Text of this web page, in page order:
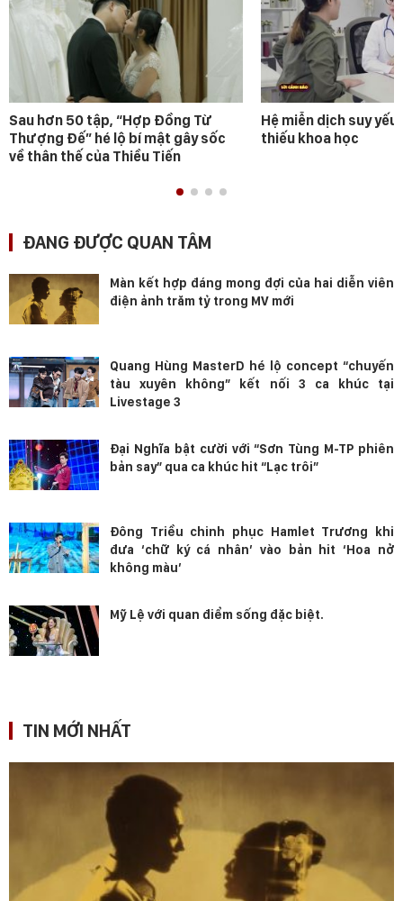
Sau hơn 50 tập, “Hợp Đồng Từ
Thượng Đế” hé lộ bí mật gây sốc
về thân thế của Thiều Tiến
Hệ miễn dịch suy
thiếu khoa học
ĐANG ĐƯỢC QUAN TÂM
Màn kết hợp đáng mong đợi của hai diễn viên
điện ảnh trăm tỷ trong MV mới
Quang Hùng MasterD hé lộ concept “chuyến
tàu xuyên không” kết nối 3 ca khúc tại
Livestage 3
Đại Nghĩa bật cười với “Sơn Tùng M-TP phiên
bản say” qua ca khúc hit “Lạc trôi”
Đông Triều chinh phục Hamlet Trương khi
đưa ‘chữ ký cá nhân’ vào bản hit ‘Hoa nở
không màu’
Mỹ Lệ với quan điểm sống đặc biệt.
TIN MỚI NHẤT